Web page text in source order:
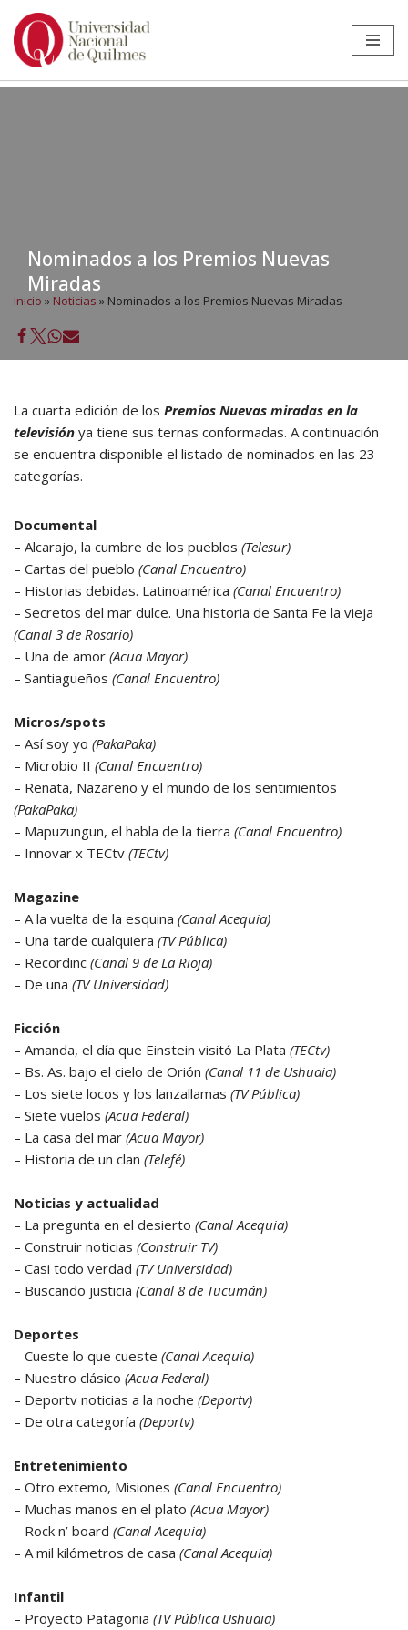
Ir
Nominados a los Premios Nuevas
Miradas
Inicio » Noticias » Nominados a los Premios Nuevas Miradas
La cuarta edición de los Premios Nuevas miradas en la
televisión ya tiene sus ternas conformadas. A continuación
se encuentra disponible el listado de nominados en las 23
categorías.
Documental
– Alcarajo, la cumbre de los pueblos (Telesur)
– Cartas del pueblo (Canal Encuentro)
– Historias debidas. Latinoamérica (Canal Encuentro)
– Secretos del mar dulce. Una historia de Santa Fe la vieja
(Canal 3 de Rosario)
– Una de amor (Acua Mayor)
– Santiagueños (Canal Encuentro)
Micros/spots
– Así soy yo (PakaPaka)
– Microbio II (Canal Encuentro)
– Renata, Nazareno y el mundo de los sentimientos
(PakaPaka)
– Mapuzungun, el habla de la tierra (Canal Encuentro)
– Innovar x TECtv (TECtv)
Magazine
– A la vuelta de la esquina (Canal Acequia)
– Una tarde cualquiera (TV Pública)
– Recordinc (Canal 9 de La Rioja)
– De una (TV Universidad)
Ficción
– Amanda, el día que Einstein visitó La Plata (TECtv)
– Bs. As. bajo el cielo de Orión (Canal 11 de Ushuaia)
– Los siete locos y los lanzallamas (TV Pública)
– Siete vuelos (Acua Federal)
– La casa del mar (Acua Mayor)
– Historia de un clan (Telefé)
Noticias y actualidad
– La pregunta en el desierto (Canal Acequia)
– Construir noticias (Construir TV)
– Casi todo verdad (TV Universidad)
– Buscando justicia (Canal 8 de Tucumán)
Deportes
– Cueste lo que cueste (Canal Acequia)
– Nuestro clásico (Acua Federal)
– Deportv noticias a la noche (Deportv)
– De otra categoría (Deportv)
Entretenimiento
– Otro extemo, Misiones (Canal Encuentro)
– Muchas manos en el plato (Acua Mayor)
– Rock n’ board (Canal Acequia)
– A mil kilómetros de casa (Canal Acequia)
Infantil
– Proyecto Patagonia (TV Pública Ushuaia)